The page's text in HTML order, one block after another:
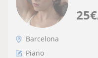
25€
Barcelona
Piano